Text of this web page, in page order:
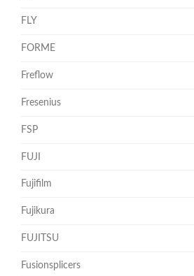
FLY
FORME
Freflow
Fresenius
FSP
FUJI
Fujifilm
Fujikura
FUJITSU
Fusionsplicers